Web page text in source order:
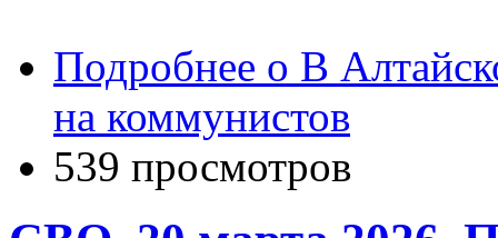
Подробнее о В
на коммунистов
539 просмотров